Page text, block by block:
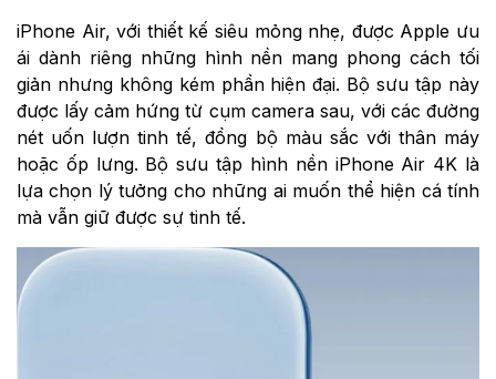
iPhone Air, với thiết kế siêu mỏng nhẹ, được Apple ưu
ái dành riêng những hình nền mang phong cách tối
giản nhưng không kém phần hiện đại. Bộ sưu tập này
được lấy cảm hứng từ cụm camera sau, với các đường
nét uốn lượn tinh tế, đồng bộ màu sắc với thân máy
hoặc ốp lưng. Bộ sưu tập hình nền iPhone Air 4K là
lựa chọn lý tưởng cho những ai muốn thể hiện cá tính
mà vẫn giữ được sự tinh tế.